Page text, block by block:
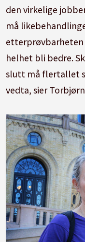
den virkelige
må
etterprøvbarheten
helhet bli bedre.
slutt må flertallet
vedta, sier